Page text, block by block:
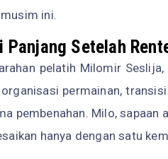
musim ini.
Panjang Setelah
pelatih Milomir
permainan,
pembenahan. Milo, sapaan
hanya dengan satu